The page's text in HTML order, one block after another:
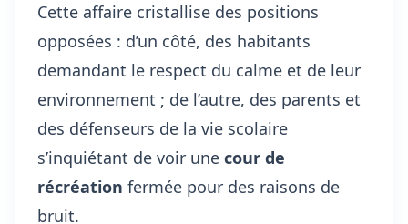
Cette affaire cristallise des positions
opposées : d’un côté, des habitants
demandant le respect du calme et de leur
environnement ; de l’autre, des parents et
des défenseurs de la vie scolaire
s’inquiétant de voir une cour de
récréation fermée pour des raisons de
bruit.